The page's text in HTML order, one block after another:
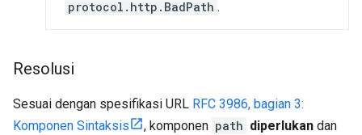
protocol.http.BadPath .
Resolusi
Sesuai dengan spesifikasi URL RFC 3986, bagian 3:
Komponen Sintaksis
, komponen path diperlukan dan